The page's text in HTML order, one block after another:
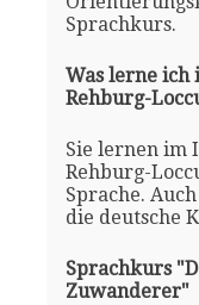
Sprachkurs.
Was lerne
Rehburg-
Sie lernen im
Rehburg-
Sprache.
die deutsche
Sprachkurs
Zuwanderer"